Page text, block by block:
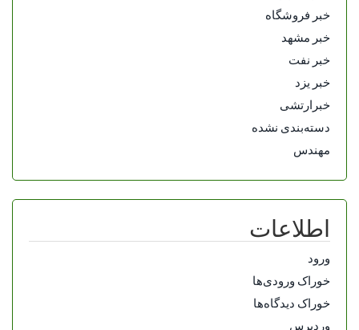
خبر فروشگاه
خبر مشهد
خبر نفت
خبر یزد
خبرارتشی
دسته‌بندی نشده
مهندس
اطلاعات
ورود
خوراک ورودی‌ها
خوراک دیدگاه‌ها
وردپرس